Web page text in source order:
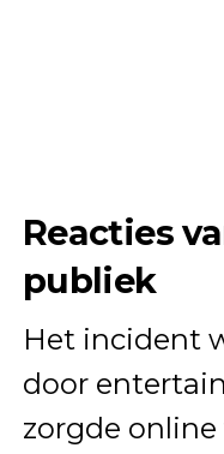
Reacties
publiek
Het incident
door
zorgde online